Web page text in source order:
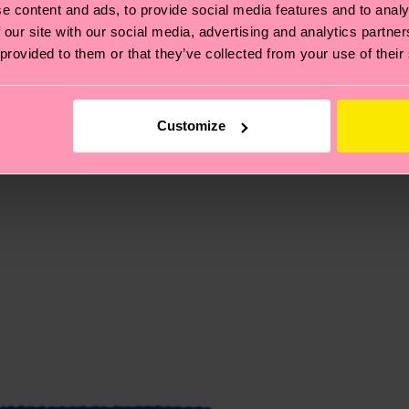
content and ads, to provide social media features and to
site with our social media, advertising and analytics
to them or that they’ve collected from your use of
Customize
et aux certifications : il s'agit aussi de mettre en
et BIEN PLUS ENCORE ! Pour plus d'informations,
la date d'expédition est de 3 à 6 jours ouvrables .
pour trouver les réponses aux questions